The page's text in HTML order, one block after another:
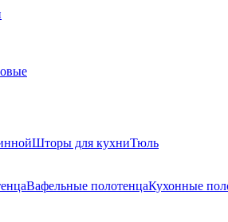
Шторы для кухниТюль
Вафельные полотенцаКухонные